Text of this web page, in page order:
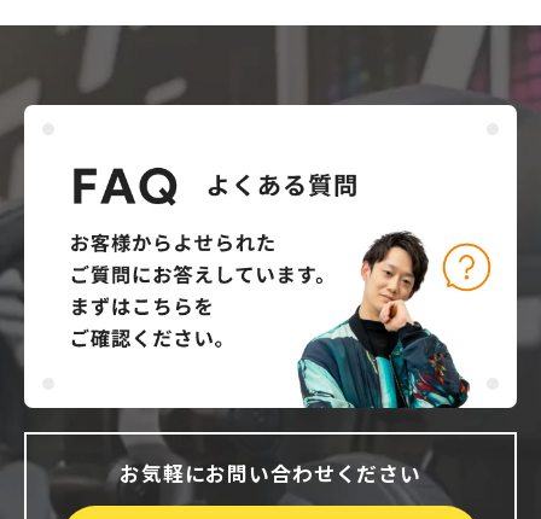
お気軽にお問い合わせください